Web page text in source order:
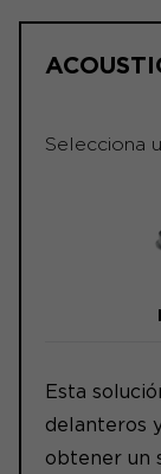
Selecciona
Esta
delanteros
obtener un